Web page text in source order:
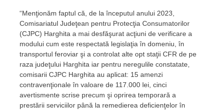
“Menţionăm faptul că, de la începutul anului 2023,
Comisariatul Judeţean pentru Protecţia Consumatorilor
(CJPC) Harghita a mai desfăşurat acţiuni de verificare a
modului cum este respectată legislaţia în domeniu, în
transportul feroviar şi a controlat alte opt staţii CFR de pe
raza judeţului Harghita iar pentru neregulile constatate,
comisarii CJPC Harghita au aplicat: 15 amenzi
contravenţionale în valoare de 117.000 lei, cinci
avertismente scrise precum şi oprirea temporară a
prestării serviciilor până la remedierea deficienţelor în